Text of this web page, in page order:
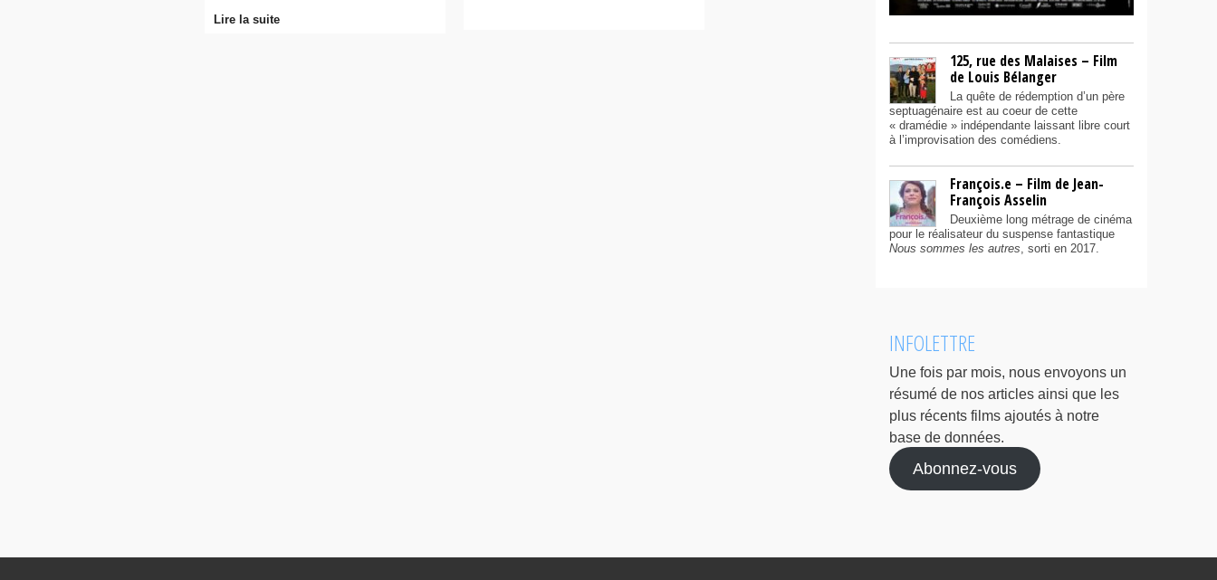
Lire la suite
125, rue des Malaises – Film
de Louis Bélanger
La quête de rédemption d’un père
septuagénaire est au coeur de cette
« dramédie » indépendante laissant libre court
à l’improvisation des comédiens.
François.e – Film de Jean-
François Asselin
Deuxième long métrage de cinéma
pour le réalisateur du suspense fantastique
Nous sommes les autres, sorti en 2017.
INFOLETTRE
Une fois par mois, nous envoyons un
résumé de nos articles ainsi que les
plus récents films ajoutés à notre
base de données.
Abonnez-vous